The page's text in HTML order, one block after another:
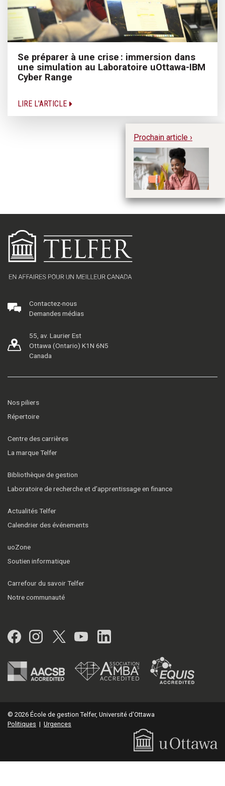
Se préparer à une crise : immersion dans
une simulation au Laboratoire uOttawa-IBM
Cyber Range
LIRE L'ARTICLE
Prochain article ›
Contactez-nous
Demandes médias
55, av. Laurier Est
Ottawa (Ontario) K1N 6N5
Canada
Nos piliers
Répertoire
Centre des carrières
La marque Telfer
Bibliothèque de gestion
Laboratoire de recherche et d’apprentissage en finance
Actualités Telfer
Calendrier des événements
uoZone
Soutien informatique
Carrefour du savoir Telfer
Notre communauté
Facebook
Instagram
Twitter
YouTubeLinkedIn
© 2026 École de gestion Telfer, Université d'Ottawa
Politiques | Urgences